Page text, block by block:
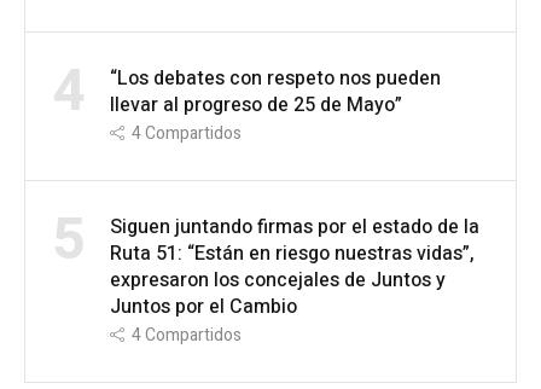
4
“Los debates con respeto nos pueden
llevar al progreso de 25 de Mayo”
4Compartidos
5
Siguen juntando firmas por el estado de la
Ruta 51: “Están en riesgo nuestras vidas”,
expresaron los concejales de Juntos y
Juntos por el Cambio
4Compartidos